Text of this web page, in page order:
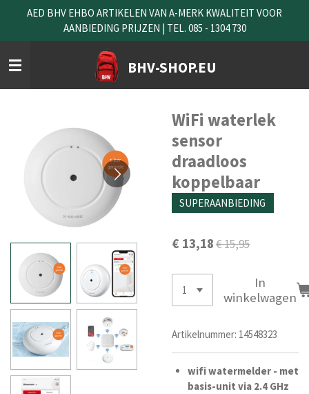
naar
de
hoofdinhoud
BHV-SHOP.EU
AED BHV EHBO ARTIKELEN VAN A-MERK KWALITEIT VOOR
AANBIEDING PRIJZEN | TEL. 085 - 1304 730
WiFi waterlek
sensor
draadloos
koppelbaar
SUPERAANBIEDING
€ 13,18€ 15,95
In
winkelwagen
Artikelnummer: 14548323
wifi watermelder - met
basis-unit via 2.4 GHz